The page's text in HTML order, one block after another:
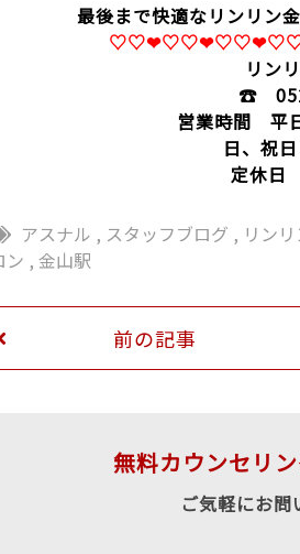
最後まで快適なリンリン
リン
☎
営業時間 平
日、祝
定休
アスナル , スタッフブログ , リン
ン ,金山駅
前の記事
無料カウンセリ
ご気軽にお